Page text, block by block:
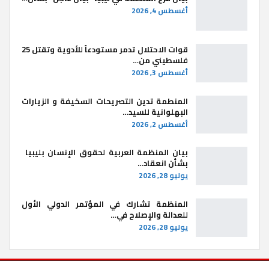
أغسطس 4, 2026
قوات الاحتلال تدمر مستودعاً للأدوية وتقتل 25
فلسطيني من…
أغسطس 3, 2026
المنطمة تدين التصريحات السخيفة و الزيارات
البهلوانية للسيد…
أغسطس 2, 2026
بيان المنظمة العربية لحقوق الإنسان بليبيا ​
بشأن انعقاد…
يوليو 28, 2026
المنظمة تشارك في المؤتمر الدولي الأول
للعدالة والإصلاح في…
يوليو 28, 2026